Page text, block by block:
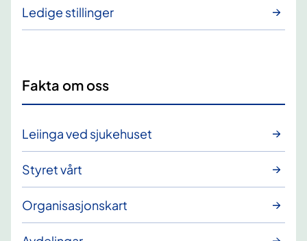
Ledige stillinger
Fakta om oss
Leiinga ved sjukehuset
Styret vårt
Organisasjonskart